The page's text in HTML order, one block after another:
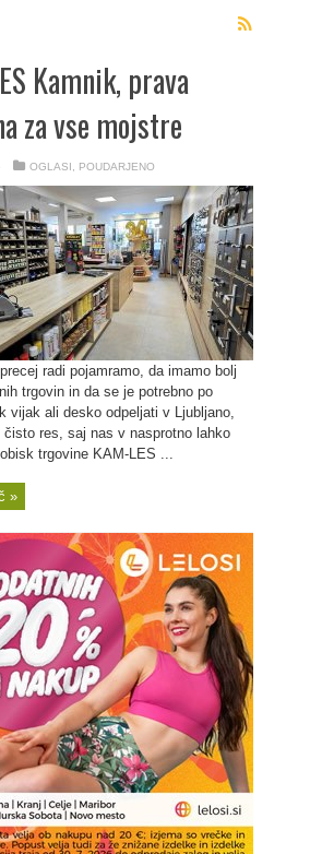
Kamnik, prava
za vse mojstre
OGLASI POUDARJENO
radi pojamramo, da imamo bolj
trgovin in da se je potrebno po
vijak ali desko odpeljati v Ljubljano,
čisto res, saj nas v nasprotno lahko
trgovine KAM-LES ...
»